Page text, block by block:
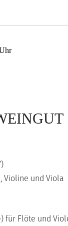
Violine und Viola
für Flöte und